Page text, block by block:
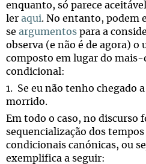
enquanto, só parece
ler aqui. No entanto, podem
se argumentos para a
observa (e não é de agora)
composto em lugar do
condicional:
1. Se eu não tenho chegado
morrido.
Em todo o caso, no discurso
sequencialização dos
condicionais canónicas, ou
exemplifica a seguir: